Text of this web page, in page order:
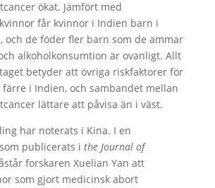
ökat. Jämfört med
får kvinnor i Indien barn i
och de föder fler barn som de ammar
alkoholkonsumtion är ovanligt. Allt
betyder att övriga riskfaktorer för
i Indien, och sambandet mellan
lättare att påvisa än i väst.
har noterats i Kina. I en
publicerats i the Journal of
forskaren Xuelian Yan att
som gjort medicinsk abort